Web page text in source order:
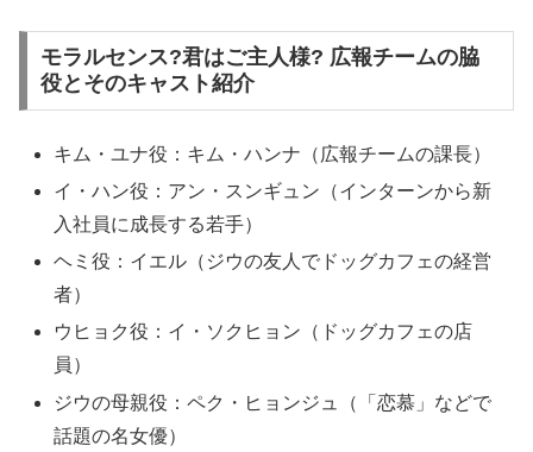
モラルセンス?君はご主人様? 広報チームの脇
役とそのキャスト紹介
キム・ユナ役：キム・ハンナ（広報チームの課長）
イ・ハン役：アン・スンギュン（インターンから新
入社員に成長する若手）
ヘミ役：イエル（ジウの友人でドッグカフェの経営
者）
ウヒョク役：イ・ソクヒョン（ドッグカフェの店
員）
ジウの母親役：ペク・ヒョンジュ（「恋慕」などで
話題の名女優）